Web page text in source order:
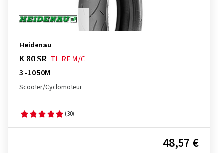
Heidenau
K 80 SR TL RF M/C
3 -10 50M
Scooter/Cyclomoteur
(30)
48,57 €